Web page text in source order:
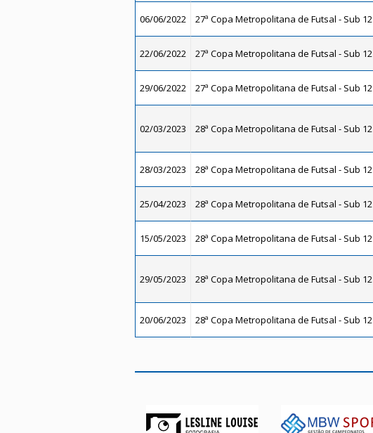
06/06/2022 27ª Copa Metropolitana de Futsal - Sub 12
22/06/2022 27ª Copa Metropolitana de Futsal - Sub 12
29/06/2022 27ª Copa Metropolitana de Futsal - Sub 12
02/03/2023 28ª Copa Metropolitana de Futsal - Sub 12
28/03/2023 28ª Copa Metropolitana de Futsal - Sub 12
25/04/2023 28ª Copa Metropolitana de Futsal - Sub 12
15/05/2023 28ª Copa Metropolitana de Futsal - Sub 12
29/05/2023 28ª Copa Metropolitana de Futsal - Sub 12
20/06/2023 28ª Copa Metropolitana de Futsal - Sub 12